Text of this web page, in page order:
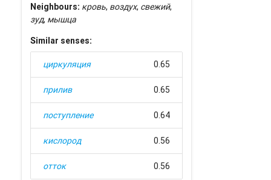
Neighbours: кровь, воздух, свежий,
зуд, мышца
Similar senses:
циркуляция 0.65
прилив 0.65
поступление 0.64
кислород 0.56
отток 0.56